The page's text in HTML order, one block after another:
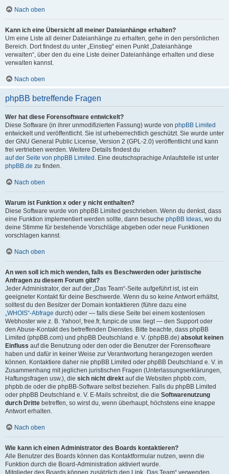
Nach oben
Kann ich eine Übersicht all meiner Dateianhänge erhalten?
Um eine Liste all deiner Dateianhänge zu erhalten, gehe in den persönlichen
Bereich. Dort findest du unter „Einstieg“ einen Punkt „Dateianhänge
verwalten“, über den du eine Liste deiner Dateianhänge erhalten und diese
verwalten kannst.
Nach oben
phpBB betreffende Fragen
Wer hat diese Forensoftware entwickelt?
Diese Software (in ihrer unmodifizierten Fassung) wurde von phpBB Limited
entwickelt und veröffentlicht. Sie ist urheberrechtlich geschützt. Sie wurde unter
der GNU General Public License, Version 2 (GPL-2.0) veröffentlicht und kann
frei vertrieben werden. Weitere Details findest du
auf der Seite von phpBB Limited . Eine deutschsprachige Anlaufstelle ist unter
phpBB.de zu finden.
Nach oben
Warum ist Funktion x oder y nicht enthalten?
Diese Software wurde von phpBB Limited geschrieben. Wenn du denkst, dass
eine Funktion implementiert werden sollte, dann besuche phpBB Ideas, wo du
deine Stimme für bestehende Vorschläge abgeben oder neue Funktionen
vorschlagen kannst.
Nach oben
An wen soll ich mich wenden, falls es Beschwerden oder juristische
Anfragen zu diesem Forum gibt?
Jeder Administrator, der auf der „Das Team“-Seite aufgeführt ist, ist ein
geeigneter Kontakt für deine Beschwerde. Wenn du so keine Antwort erhältst,
solltest du den Besitzer der Domain kontaktieren (führe dazu eine
„WHOIS“-Abfrage durch) oder — falls diese Seite bei einem kostenlosen
Webhoster wie z. B. Yahoo!, free.fr, funpic.de usw. liegt — den Support oder
den Abuse-Kontakt des betreffenden Dienstes. Bitte beachte, dass phpBB
Limited (phpBB.com) und phpBB Deutschland e. V. (phpBB.de) absolut keinen
Einfluss auf die Benutzung oder den oder die Benutzer der Forensoftware
haben und dafür in keiner Weise zur Verantwortung herangezogen werden
können. Kontaktiere daher nie phpBB Limited oder phpBB Deutschland e. V. in
Zusammenhang mit jeglichen juristischen Fragen (Unterlassungserklärungen,
Haftungsfragen usw.), die sich nicht direkt auf die Websiten phpbb.com,
phpbb.de oder die phpBB-Software selbst beziehen. Falls du phpBB Limited
oder phpBB Deutschland e. V. E-Mails schreibst, die die Softwarenutzung
durch Dritte betreffen, so wirst du, wenn überhaupt, höchstens eine knappe
Antwort erhalten.
Nach oben
Wie kann ich einen Administrator des Boards kontaktieren?
Alle Benutzer des Boards können das Kontaktformular nutzen, wenn die
Funktion durch die Board-Administration aktiviert wurde.
Mitglieder des Boards können zusätzlich den Link „Das Team“ verwenden.